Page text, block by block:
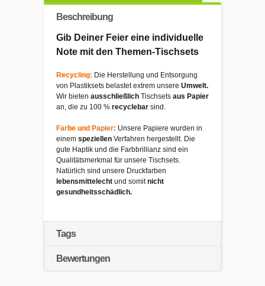
Beschreibung
Gib Deiner Feier eine individuelle
Note mit den Themen-Tischsets
Recycling: Die Herstellung und Entsorgung
von Plastiksets belastet extrem unsere Umwelt.
Wir bieten ausschließlich Tischsets aus Papier
an, die zu 100 % recyclebar sind.
Farbe und Papier: Unsere Papiere wurden in
einem speziellen Verfahren hergestellt. Die
gute Haptik und die Farbbrillianz sind ein
Qualitätsmerkmal für unsere Tischsets.
Natürlich sind unsere Druckfarben
lebensmittelecht und somitnicht
gesundheitsschädlich.
Tags
Bewertungen